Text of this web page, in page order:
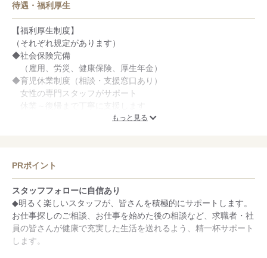
待遇・福利厚生
【福利厚生制度】
（それぞれ規定があります）
◆社会保険完備
（雇用、労災、健康保険、厚生年金）
◆育児休業制度（相談・支援窓口あり）
女性の専門スタッフがサポート
休業～復帰まで丁寧に支援します
皆さんから高評価を頂いています♪
◆資格取得支援制度
◆短時間勤務制度
◆雇用継続制度
６０歳以降も雇用継続しています
６０歳以上の社員さん多数活躍中
◆賞与
◆退職金制度
もっと見る
PRポイント
スタッフフォローに自信あり
◆明るく楽しいスタッフが、皆さんを積極的にサポートします。
お仕事探しのご相談、お仕事を始めた後の相談など、求職者・社
員の皆さんが健康で充実した生活を送れるよう、精一杯サポート
します。